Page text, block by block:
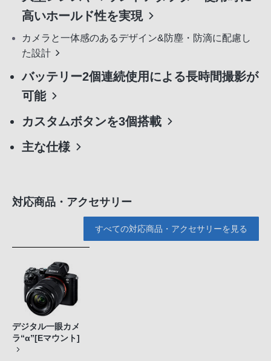
高いホールド性を実現
カメラと一体感のあるデザイン&防塵・防滴に配慮し
た設計
バッテリー2個連続使用による長時間撮影が
可能
カスタムボタンを3個搭載
主な仕様
対応商品・アクセサリー
すべての対応商品・アクセサリーを見る
デジタル一眼カメ
ラ“α”[Eマウント]